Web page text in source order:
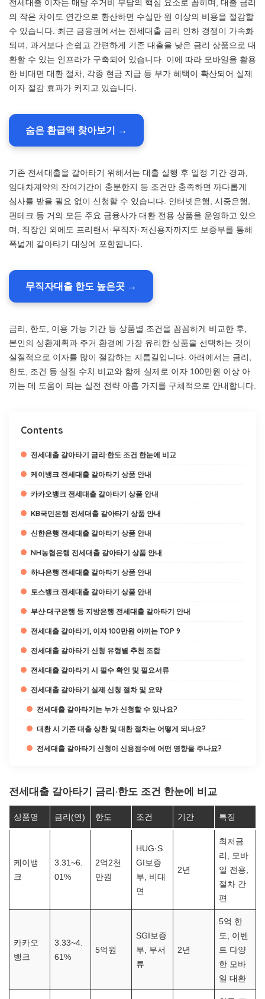
전세대출 이자는 매달 주거비 부담의 핵심 요소로 꼽히며, 대출 금리
의 작은 차이도 연간으로 환산하면 수십만 원 이상의 비용을 절감할
수 있습니다. 최근 금융권에서는 전세대출 금리 인하 경쟁이 가속화
되며, 과거보다 손쉽고 간편하게 기존 대출을 낮은 금리 상품으로 대
환할 수 있는 인프라가 구축되어 있습니다. 이에 따라 모바일을 활용
한 비대면 대환 절차, 각종 현금 지급 등 부가 혜택이 확산되어 실제
이자 절감 효과가 커지고 있습니다.
숨은 환급액 찾아보기 →
기존 전세대출을 갈아타기 위해서는 대출 실행 후 일정 기간 경과,
임대차계약의 잔여기간이 충분한지 등 조건만 충족하면 까다롭게
심사를 받을 필요 없이 신청할 수 있습니다. 인터넷은행, 시중은행,
핀테크 등 거의 모든 주요 금융사가 대환 전용 상품을 운영하고 있으
며, 직장인 외에도 프리랜서·무직자·저신용자까지도 보증부를 통해
폭넓게 갈아타기 대상에 포함됩니다.
무직자대출 한도 높은곳 →
금리, 한도, 이용 가능 기간 등 상품별 조건을 꼼꼼하게 비교한 후,
본인의 상환계획과 주거 환경에 가장 유리한 상품을 선택하는 것이
실질적으로 이자를 많이 절감하는 지름길입니다. 아래에서는 금리,
한도, 조건 등 실질 수치 비교와 함께 실제로 이자 100만원 이상 아
끼는 데 도움이 되는 실전 전략 아홉 가지를 구체적으로 안내합니다.
Contents
전세대출 갈아타기 금리·한도 조건 한눈에 비교
케이뱅크 전세대출 갈아타기 상품 안내
카카오뱅크 전세대출 갈아타기 상품 안내
KB국민은행 전세대출 갈아타기 상품 안내
신한은행 전세대출 갈아타기 상품 안내
NH농협은행 전세대출 갈아타기 상품 안내
하나은행 전세대출 갈아타기 상품 안내
토스뱅크 전세대출 갈아타기 상품 안내
부산·대구은행 등 지방은행 전세대출 갈아타기 안내
전세대출 갈아타기, 이자 100만원 아끼는 TOP 9
전세대출 갈아타기 신청 유형별 추천 조합
전세대출 갈아타기 시 필수 확인 및 필요서류
전세대출 갈아타기 실제 신청 절차 및 요약
전세대출 갈아타기는 누가 신청할 수 있나요?
대환 시 기존 대출 상환 및 대환 절차는 어떻게 되나요?
전세대출 갈아타기 신청이 신용점수에 어떤 영향을 주나요?
전세대출 갈아타기 금리·한도 조건 한눈에 비교
상품명 금리(연) 한도 조건 기간 특징
케이뱅
크
3.31~6.
01%
2억2천
만원
HUG·S
GI보증
부, 비대
면
2년
최저금
리, 모바
일 전용,
절차 간
편
카카오
뱅크
3.33~4.
61%
5억원
SGI보증
부, 무서
류
2년
5억 한
도, 이벤
트 다양
한 모바
일 대환